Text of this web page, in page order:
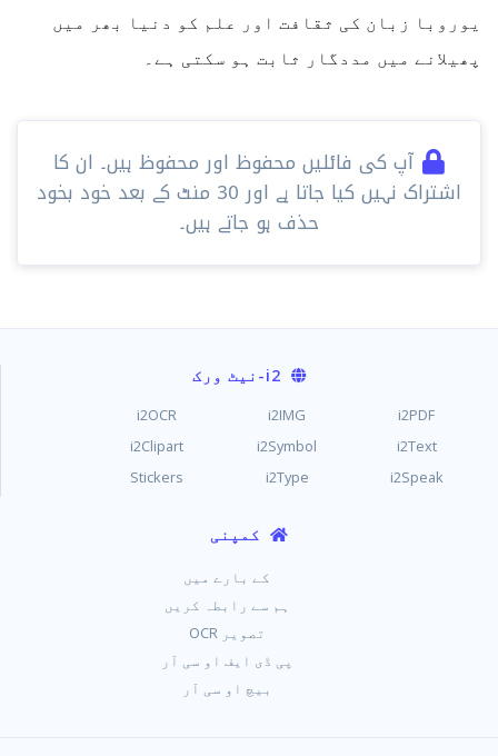
یوروبا زبان کی ثقافت اور علم کو دنیا بھر میں
پھیلانے میں مددگار ثابت ہو سکتی ہے۔
آپ کی فائلیں محفوظ اور محفوظ ہیں۔ ان کا
اشتراک نہیں کیا جاتا ہے اور 30 ​​منٹ کے بعد خود بخود
حذف ہو جاتے ہیں۔
i2-نیٹ ورک
i2PDF
i2IMG
i2OCR
i2Text
i2Symbol
i2Clipart
i2Speak
i2Type
Stickers
کمپنی
کے بارے میں
ہم سے رابطہ کریں
تصویر OCR
پی ڈی ایف او سی آر
بیچ او سی آر